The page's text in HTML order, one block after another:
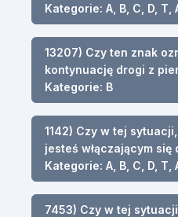
Kategorie: A, B, C, D, T,
13207) Czy ten znak
kontynuację drogi z
Kategorie: B
1142) Czy w tej
jesteś włączającym się
Kategorie: A, B, C, D, T,
7453) Czy w tej